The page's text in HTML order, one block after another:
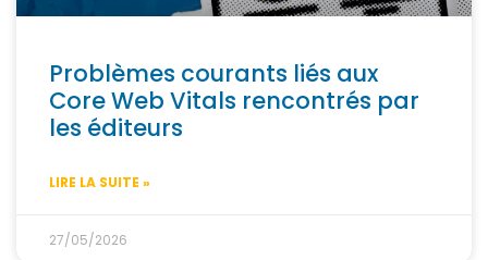
Problèmes courants liés aux
Core Web Vitals rencontrés par
les éditeurs
LIRE LA SUITE »
27/05/2026